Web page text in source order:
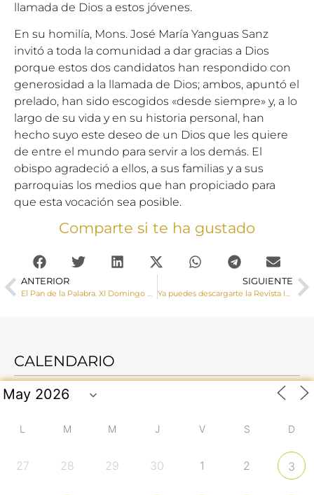
llamada de Dios a estos jóvenes.
En su homilía, Mons. José María Yanguas Sanz
invitó a toda la comunidad a dar gracias a Dios
porque estos dos candidatos han respondido con
generosidad a la llamada de Dios; ambos, apuntó el
prelado, han sido escogidos «desde siempre» y, a lo
largo de su vida y en su historia personal, han
hecho suyo este deseo de un Dios que les quiere
de entre el mundo para servir a los demás. El
obispo agradeció a ellos, a sus familias y a sus
parroquias los medios que han propiciado para
que esta vocación sea posible.
Comparte si te ha gustado
ANTERIOR
El Pan de la Palabra. XI Domingo del Tiempo Ordinario
SIGUIENTE
Ya puedes descargarte la Revista Iglesia Diocesana Julio – Agosto 2017
CALENDARIO
L M M J V S D
27 28 29 30 1 2 3